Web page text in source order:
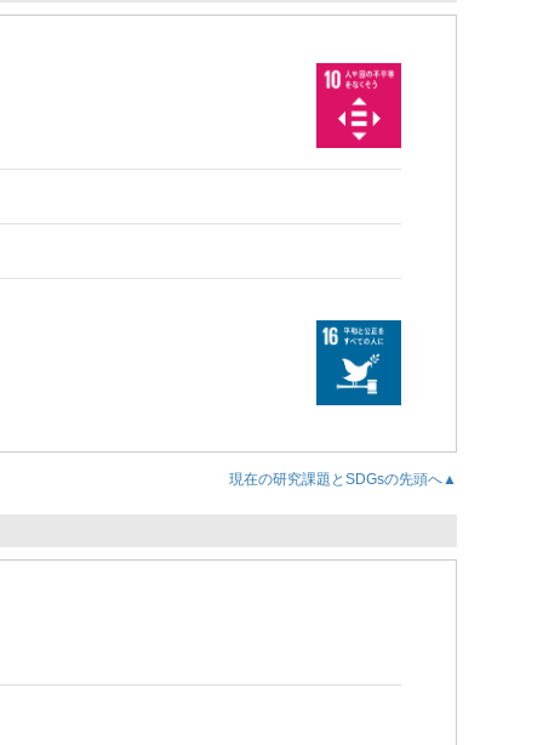
現在の研究課題とSDGsの先頭へ▲